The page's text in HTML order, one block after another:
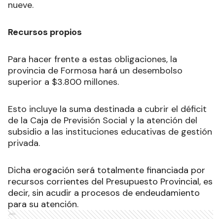
nueve.
Recursos propios
Para hacer frente a estas obligaciones, la
provincia de Formosa hará un desembolso
superior a $3.800 millones.
Esto incluye la suma destinada a cubrir el déficit
de la Caja de Previsión Social y la atención del
subsidio a las instituciones educativas de gestión
privada.
Dicha erogación será totalmente financiada por
recursos corrientes del Presupuesto Provincial, es
decir, sin acudir a procesos de endeudamiento
para su atención.
Ads